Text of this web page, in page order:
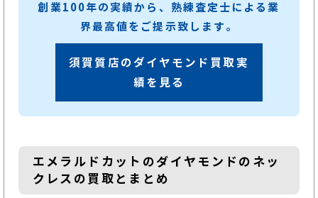
創業100年の実績から、熟練査定士による業
界最高値をご提示致します。
須賀質店のダイヤモンド買取実
績を見る
エメラルドカットのダイヤモンドのネッ
クレスの買取とまとめ